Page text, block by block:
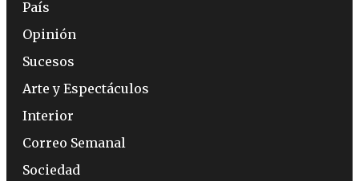
País
Opinión
Sucesos
Arte y Espectáculos
Interior
Correo Semanal
Sociedad